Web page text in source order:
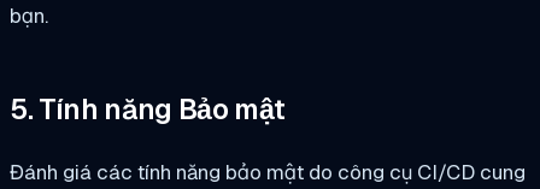
bạn.
5. Tính năng Bảo mật
Đánh giá các tính năng bảo mật do công cụ CI/CD cung